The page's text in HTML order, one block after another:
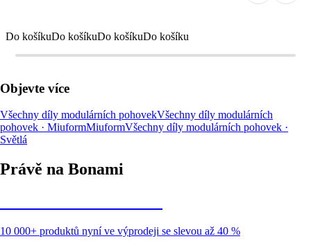
Do košíkuDo košíkuDo košíkuDo košíku
Objevte více
Všechny díly modulárních pohovekVšechny díly modulárních
pohovek · MiuformMiuformVšechny díly modulárních pohovek ·
Světlá
Právě na Bonami
10 000+ produktů nyní ve výprodeji se slevou až 40 %